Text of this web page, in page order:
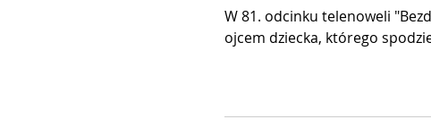
W 81. odcinku telenoweli
ojcem dziecka, którego